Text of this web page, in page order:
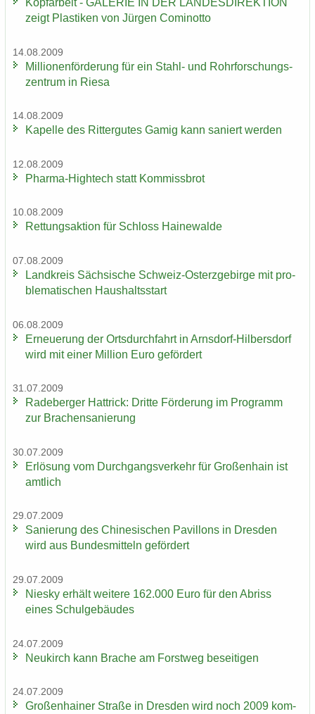
Kopf­ar­beit - GA­LE­RIE IN DER LAN­DES­DI­REK­TI­ON
zeigt Plas­ti­ken von Jür­gen Co­mi­not­to
14.08.2009
Mil­lio­nen­för­de­rung für ein Stahl-​ und Rohr­for­schungs­
zen­trum in Riesa
14.08.2009
Ka­pel­le des Rit­ter­gu­tes Gamig kann sa­niert wer­den
12.08.2009
Pharma-​Hightech statt Kom­miss­brot
10.08.2009
Ret­tungs­ak­ti­on für Schloss Hai­ne­wal­de
07.08.2009
Land­kreis Säch­si­sche Schweiz-​Osterzgebirge mit pro­
ble­ma­ti­schen Haus­halts­start
06.08.2009
Er­neue­rung der Orts­durch­fahrt in Arnsdorf-​Hilbersdorf
wird mit einer Mil­li­on Euro ge­för­dert
31.07.2009
Ra­de­ber­ger Hat­trick: Drit­te För­de­rung im Pro­gramm
zur Bra­chen­sa­nie­rung
30.07.2009
Er­lö­sung vom Durch­gangs­ver­kehr für Gro­ßen­hain ist
amt­lich
29.07.2009
Sa­nie­rung des Chi­ne­si­schen Pa­vil­lons in Dres­den
wird aus Bun­des­mit­teln ge­för­dert
29.07.2009
Nies­ky er­hält wei­te­re 162.000 Euro für den Ab­riss
eines Schul­ge­bäu­des
24.07.2009
Neu­kirch kann Bra­che am Forst­weg be­sei­ti­gen
24.07.2009
Gro­ßen­hai­ner Stra­ße in Dres­den wird noch 2009 kom­